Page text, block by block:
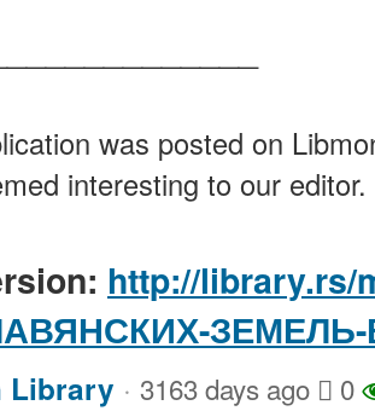
was posted on
interesting to our editor.
http://library.rs/
Library · 3163 days ago 0